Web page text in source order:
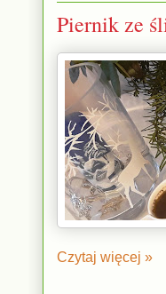
Piernik ze
Czytaj więcej »